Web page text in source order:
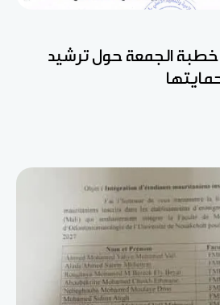
خطبة الجمعة حول ترشيد